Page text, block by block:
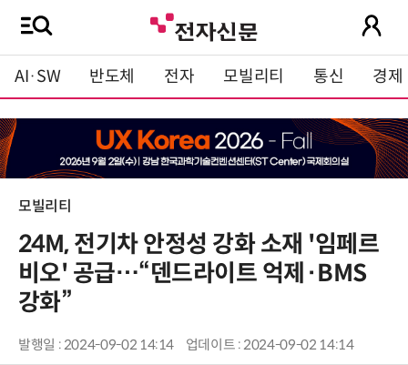
AI·SW 반도체 전자 모빌리티 통신 경제
모빌리티
24M, 전기차 안정성 강화 소재 '임페르
비오' 공급…“덴드라이트 억제·BMS
강화”
발행일 : 2024-09-02 14:14 업데이트 : 2024-09-02 14:14